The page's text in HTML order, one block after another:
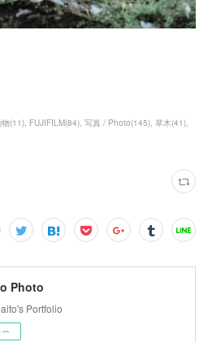
(11) FUJIFILM(84) 写真 / Photo(145) 草木(41)
Photo
Portfolio